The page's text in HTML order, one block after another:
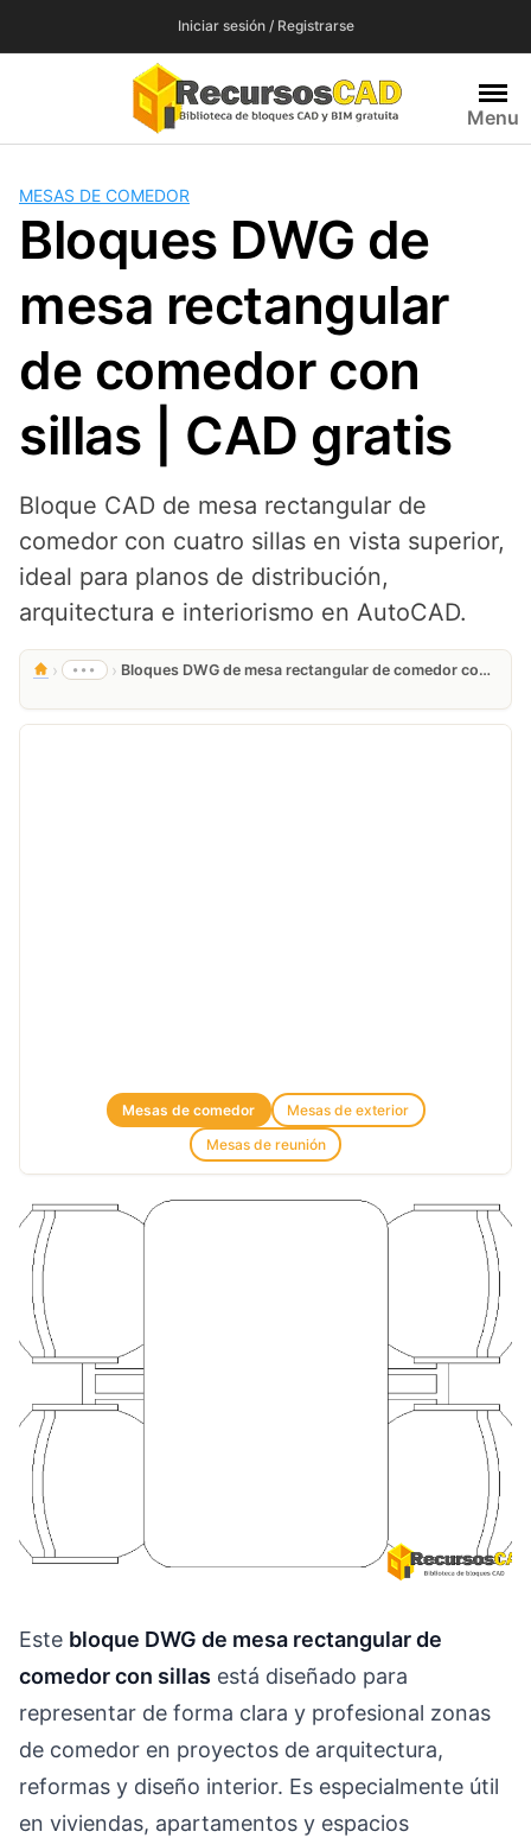
Iniciar sesión / Registrarse
Menu
MESAS DE COMEDOR
Bloques DWG de
mesa rectangular
de comedor con
sillas | CAD gratis
Bloque CAD de mesa rectangular de
comedor con cuatro sillas en vista superior,
ideal para planos de distribución,
arquitectura e interiorismo en AutoCAD.
› ••• › Bloques DWG de mesa rectangular de comedor con sillas | CAD gratis
Mesas de comedor
Mesas de exterior
Mesas de reunión
Este bloque DWG de mesa rectangular de
comedor con sillas está diseñado para
representar de forma clara y profesional zonas
de comedor en proyectos de arquitectura,
reformas y diseño interior. Es especialmente útil
en viviendas, apartamentos y espacios